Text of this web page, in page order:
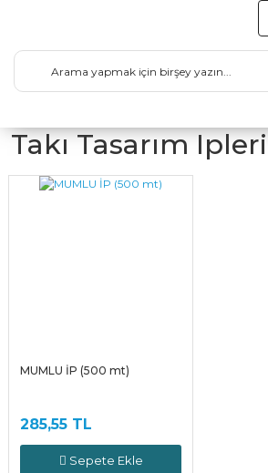
Takı Tasarım Ipleri
MUMLU İP (500 mt)
285,55 TL
Sepete Ekle